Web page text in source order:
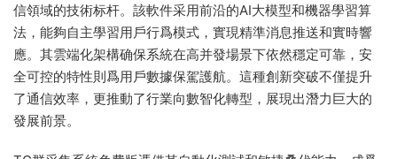
信領域的技術标杆。該軟件采用前沿的AI大模型和機器學習算
法，能夠自主學習用戶行爲模式，實現精準消息推送和實時響
應。其雲端化架構确保系統在高并發場景下依然穩定可靠，安
全可控的特性則爲用戶數據保駕護航。這種創新突破不僅提升
了通信效率，更推動了行業向數智化轉型，展現出潛力巨大的
發展前景。